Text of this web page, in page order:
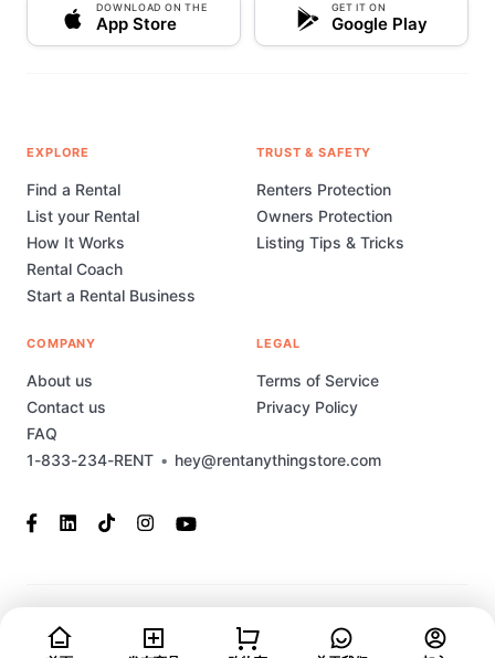
DOWNLOAD ON THE
App Store
GET IT ON
Google Play
1-833-234-RENT • hey@rentanythingstore.com
EXPLORE
Find a Rental
List your Rental
How It Works
Rental Coach
Start a Rental Business
TRUST & SAFETY
Renters Protection
Owners Protection
Listing Tips & Tricks
COMPANY
About us
Contact us
FAQ
LEGAL
Terms of Service
Privacy Policy
reserved. This marketplace has been built and is supported by